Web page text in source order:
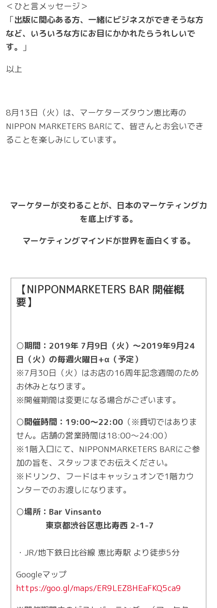
＜ひと言メッセージ＞
「出版に関心ある方、一緒にビジネスができそうな方
など、いろいろな方にお目にかかれたらうれしいで
す。
」
以上
8月13日（火）は、マーケターズタウン恵比寿の
NIPPON MARKETERS BARにて、皆さんとお会いでき
ることを楽しみにしています。
マーケターが交わることが、日本のマーケティング力
を底上げする。
マーケティングマインドが世界を面白くする。
【NIPPONMARKETERS BAR 開催概
要】
○期間：2019年 7月9日（火）～2019年9月24
日（火）の毎週火曜日+α（予定）
※7月30日（火）はお店の16周年記念週間のため
お休みとなります。
※開催期間は変更になる場合がございます。
○開催時間：19:00～22:00 （※貸切ではありま
せん。店舗の営業時間は18:00～24:00）
※1階入口にて、NIPPONMARKETERS BARにご参
加の旨を、スタッフまでお伝えください。
※ドリンク、フードはキャッシュオンで1階カウ
ンターでのお渡しになります。
○場所：Bar Vinsanto
東京都渋谷区恵比寿西 2-1-7
・JR/地下鉄日比谷線 恵比寿駅 より徒歩5分
Googleマップ
https://goo.gl/maps/ER9LEZ8HEaFKQ5ca9